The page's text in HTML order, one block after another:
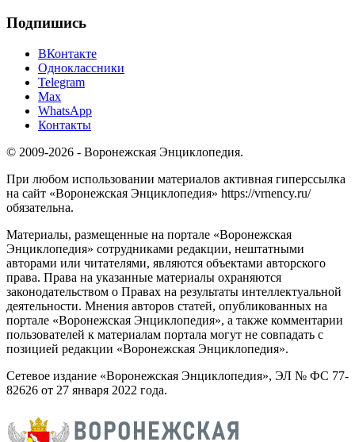
Подпишись
ВКонтакте
Одноклассники
Telegram
Max
WhatsApp
Контакты
© 2009-2026 - Воронежская Энциклопедия.
При любом использовании материалов активная гиперссылка
на сайт «Воронежская Энциклопедия» https://vrnency.ru/
обязательна.
Материалы, размещенные на портале «Воронежская
Энциклопедия» сотрудниками редакции, нештатными
авторами или читателями, являются объектами авторского
права. Права на указанные материалы охраняются
законодательством о Правах на результаты интеллектуальной
деятельности. Мнения авторов статей, опубликованных на
портале «Воронежская Энциклопедия», а также комментарии
пользователей к материалам портала могут не совпадать с
позицией редакции «Воронежская Энциклопедия».
Сетевое издание «Воронежская Энциклопедия», ЭЛ № ФС 77-
82626 от 27 января 2022 года.